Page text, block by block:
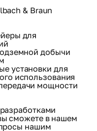
& Braun
для
добычи
установки для
использования
мощности
сможете в нашем
нашим